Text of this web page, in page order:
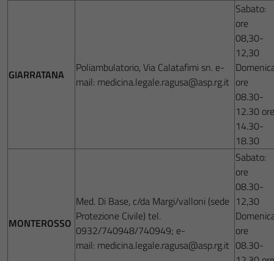
GIARRATANA
Poliambulatorio, Via Calatafimi sn. e-
mail: medicina.legale.ragusa@asp.rg.it
Sabato:
ore
08,30-
12,30
ore
08.30-
12.30 ore
14.30-
18.30
MONTEROSSO
Med. Di Base, c/da Margi/valloni (sede
Protezione Civile) tel.
0932/740948/740949; e-
mail: medicina.legale.ragusa@asp.rg.it
Sabato:
ore
08.30-
12,30
ore
08.30-